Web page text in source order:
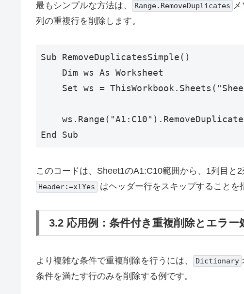
最もシンプルな方法は、 Range.RemoveDuplicates
列の重複行を削除します。
Sub RemoveDuplicatesSimple()
    Dim ws As Worksheet
Set ws =
ws.Range("A1:C10").RemoveDuplicates
このコードは、Sheet1のA1:C10範囲から、1列目と
Header:=xlYes はヘッダー行をスキップすることを
3.2 応用例：条件付き重複削除とエラー
より複雑な条件で重複削除を行うには、 Dictionary
条件を満たす行のみを削除する例です。